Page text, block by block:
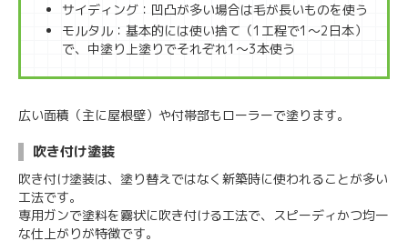
サイディング：凹凸が多い場合は毛が長いものを使う
モルタル：基本的には使い捨て（1工程で1～2日本）
で、中塗り上塗りでそれぞれ1～3本使う
広い面積（主に屋根壁）や付帯部もローラーで塗ります。
吹き付け塗装
吹き付け塗装は、塗り替えではなく新築時に使われることが多い
工法です。
専用ガンで塗料を霧状に吹き付ける工法で、スピーディかつ均一
な仕上がりが特徴です。